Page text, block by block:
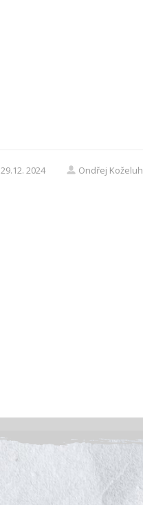
29.12. 2024 Ondřej Koželuh